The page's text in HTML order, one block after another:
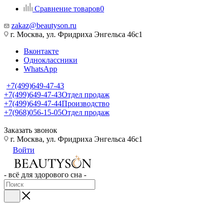
Сравнение товаров0
zakaz@beautyson.ru
г. Москва, ул. Фридриха Энгельса 46с1
Вконтакте
Одноклассники
WhatsApp
+7(499)649-47-43
+7(499)649-47-43Отдел продаж
+7(499)649-47-44Производство
+7(968)056-15-05Отдел продаж
Заказать звонок
г. Москва, ул. Фридриха Энгельса 46с1
Войти
- всё для здорового сна -